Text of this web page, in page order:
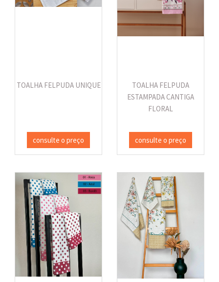
TOALHA FELPUDA UNIQUE
consulte o preço
TOALHA FELPUDA
ESTAMPADA CANTIGA
FLORAL
consulte o preço